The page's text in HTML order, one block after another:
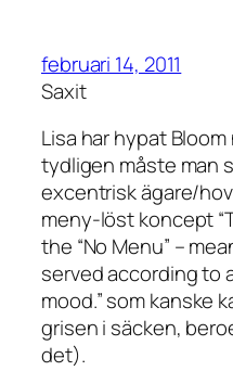
februari 14, 2011
Saxit
Lisa har hypat
tydligen måste man
excentrisk ägare/
meny-löst koncept
the “No Menu” –
served according to
mood.” som kanske
grisen i säcken,
det).